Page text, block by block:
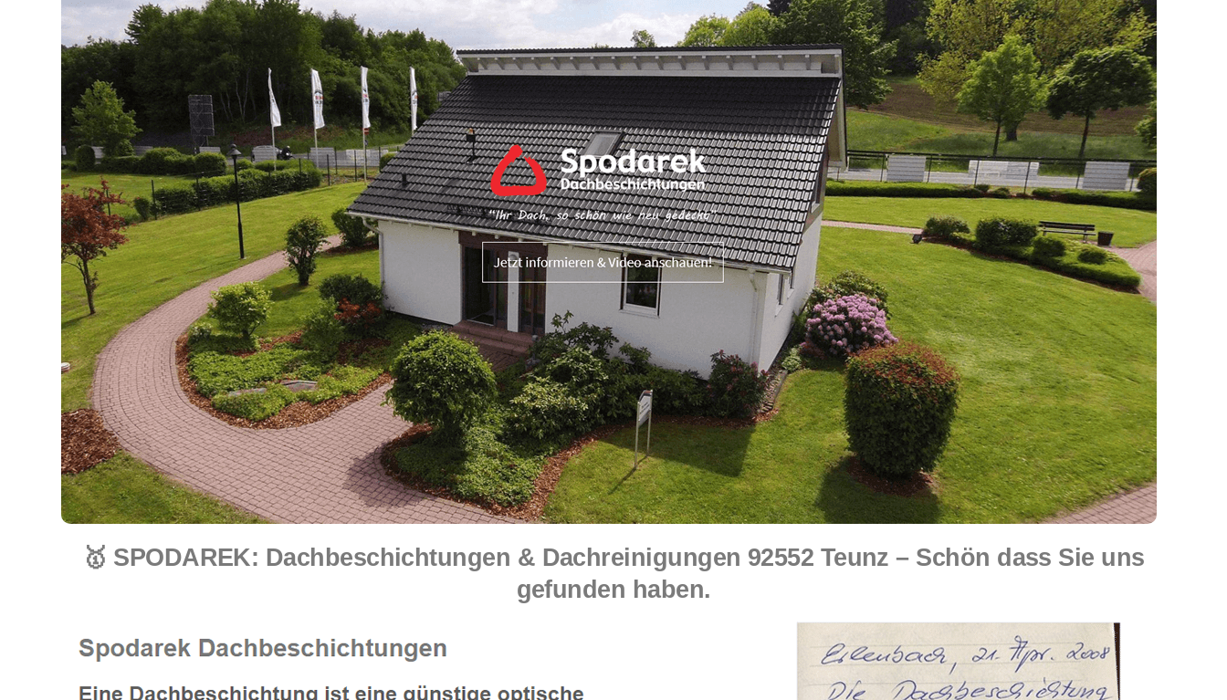
🥇 SPODAREK: Dachbeschichtungen & Dachreinigungen 92552 Teunz – Schön dass Sie uns
gefunden haben.